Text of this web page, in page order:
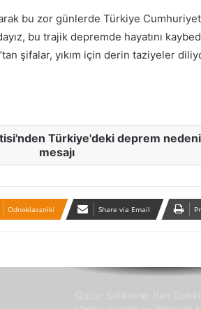
bu zor günlerde Türkiye
bu trajik depremde hayatını
şifalar, yıkım için derin taziyeler
Türkiye'deki deprem
mesajı
Odnoklassniki Share via Email
Güney Azərbaycan
Əməkdaşlıq Şurasının Xalq
Azərbaycanlı məhbuslar